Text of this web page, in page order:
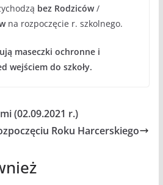
bez Rodziców/
na rozpoczęcie r. szkolnego.
maseczki ochronne i
wejściem do szkoły.
(02.09.2021 r.)
Roku Harcerskiego